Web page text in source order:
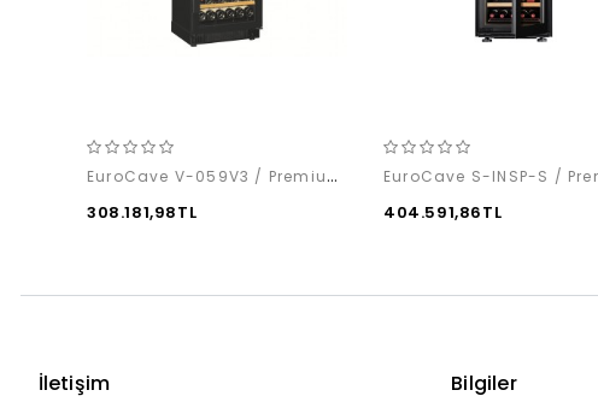
EuroCave V-059V3 / Premium Pack
308.181,98TL 404.591,86TL
İletişim Bilgiler